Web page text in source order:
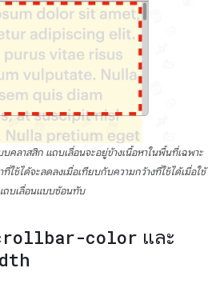
คลาสสิก แถบเลื่อนจะอยู่ข้างเนื้อหาในพื้นที่เฉพาะ
ที่ใช้ได้จะลดลงเมื่อเทียบกับความกว้างที่ใช้ได้เมื่อใช้
ถบเลื่อนแบบซ้อนทับ
color และ